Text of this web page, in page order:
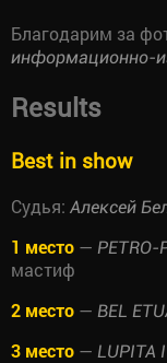
Благодарим за
информационно-
Results
Best in show
Судья: Алексей
1 место — PETRO-
мастиф
2 место — BEL
3 место — LUPITA